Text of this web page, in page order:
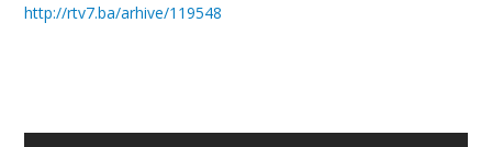
http://rtv7.ba/arhive/119548